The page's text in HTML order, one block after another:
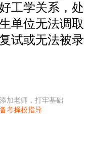
工学关系，处
单位无法调取
试或无法被录
加老师，打牢基础
考择校指导